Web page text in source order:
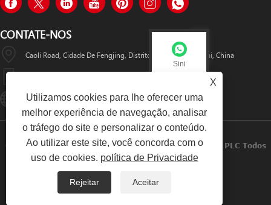
CONTATE-NOS
Caoli Road, Cidade De Fengjing, Distrito De Jinshan, Xangai, China
Online-Service01@gesosystems.com
Copyright © 2024 Shanghai Geso Systems Industrial PLC Todos
Os Direitos Reservados.
Sitemap XML Política De Privacidade
Sini
X
Utilizamos cookies para lhe oferecer uma
melhor experiência de navegação, analisar
o tráfego do site e personalizar o conteúdo.
Ao utilizar este site, você concorda com o
uso de cookies. política de Privacidade
Rejeitar Aceitar